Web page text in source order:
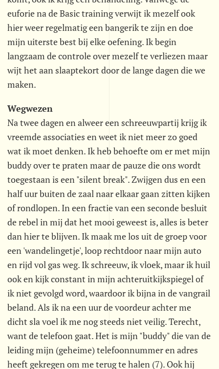
euforie na de Basic training verwijt ik mezelf ook
hier weer regelmatig een bangerik te zijn en doe
mijn uiterste best bij elke oefening. Ik begin
langzaam de controle over mezelf te verliezen maar
wijt het aan slaaptekort door de lange dagen die we
maken.
Wegwezen
Na twee dagen en alweer een schreeuwpartij krijg ik
vreemde associaties en weet ik niet meer zo goed
wat ik moet denken. Ik heb behoefte om er met mijn
buddy over te praten maar de pauze die ons wordt
toegestaan is een "silent break". Zwijgen dus en een
half uur buiten de zaal naar elkaar gaan zitten kijken
of rondlopen. In een fractie van een seconde besluit
de rebel in mij dat het mooi geweest is, alles is beter
dan hier te blijven. Ik maak me los uit de groep voor
een 'wandelingetje', loop rechtdoor naar mijn auto
en rijd vol gas weg. Ik schreeuw, ik vloek, maar ik huil
ook en kijk constant in mijn achteruitkijkspiegel of
ik niet gevolgd word, waardoor ik bijna in de vangrail
beland. Als ik na een uur de voordeur achter me
dicht sla voel ik me nog steeds niet veilig. Terecht,
want de telefoon gaat. Het is mijn "buddy" die van de
leiding mijn (geheime) telefoonnummer en adres
heeft gekregen om me terug te halen (7). Ook hij